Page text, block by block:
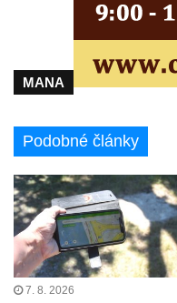
Socha Marabu v ZOO
Busta Karla Maxe
Leipzig
Socha Mladý slon v
Socha Býk v ZOO
Socha Uprchlý otrok
v ZOO Dresden
Socha krokodýla v
Socha slona v ZOO
Socha Faun s
MANA
Podobné články
7. 8. 2026